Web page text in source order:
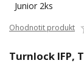
Ohodnotit produkt
Turnlock IFP,